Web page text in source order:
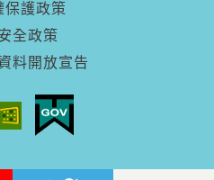
保護政策
全政策
料開放宣告